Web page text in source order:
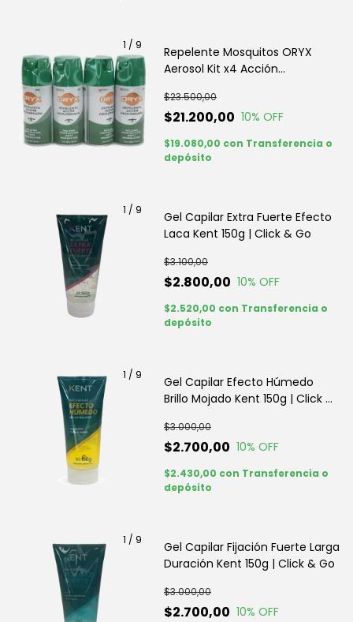
1 / 9
Repelente Mosquitos ORYX
Aerosol Kit x4 Acción
$21.200,00
$23.500,00
10% OFF
$19.080,00 con Transferencia o
depósito
1 / 9
Gel Capilar Extra Fuerte Efecto
Laca Kent 150g | Click & Go
$2.800,00
$3.100,00
10% OFF
$2.520,00 con Transferencia o
depósito
1 / 9
Gel Capilar Efecto Húmedo
Brillo Mojado Kent 150g | Click &
$2.700,00
$3.000,00
10% OFF
$2.430,00 con Transferencia o
depósito
1 / 9
Gel Capilar Fijación Fuerte Larga
Duración Kent 150g | Click & Go
$2.700,00
$3.000,00
10% OFF